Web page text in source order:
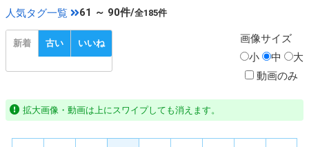
人気タグ一覧 61 ～ 90件/全185件
新着 古い いいね 画像サイズ
小
中
大
動画のみ
拡大画像・動画は上にスワイプしても消えます。